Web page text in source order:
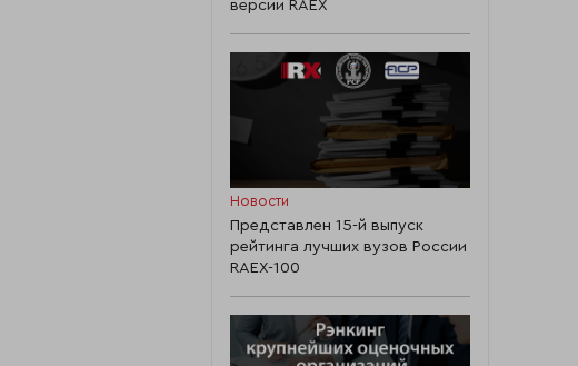
версии RAEX
Новости
Представлен 15-й выпуск
рейтинга лучших вузов России
RAEX-100